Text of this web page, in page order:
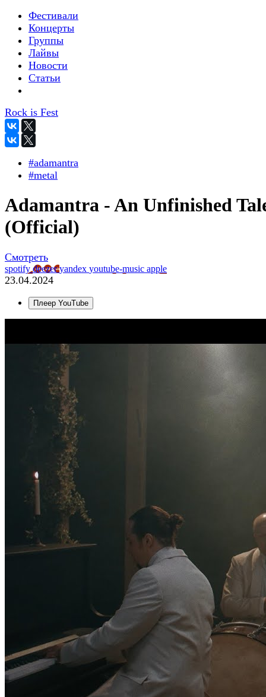
Фестивали
Концерты
Группы
Лайвы
Новости
Статьи
Rock is Fest
#adamantra
#metal
Adamantra - An Unfinished
(Official)
Смотреть
spotifydeezeryandex youtube-music apple
23.04.2024
Плеер YouTube